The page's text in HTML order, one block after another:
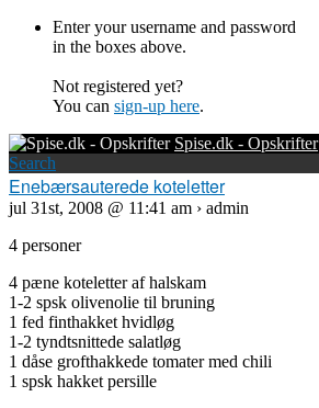
Enter your username and password
in the boxes above.
Not registered yet?
You can sign-up here.
Spise.dk - Opskrifter
Search
Enebærsauterede koteletter
jul 31st, 2008 @ 11:41 am › admin
4 personer
4 pæne koteletter af halskam
1-2 spsk olivenolie til bruning
1 fed finthakket hvidløg
1-2 tyndtsnittede salatløg
1 dåse grofthakkede tomater med chili
1 spsk hakket persille